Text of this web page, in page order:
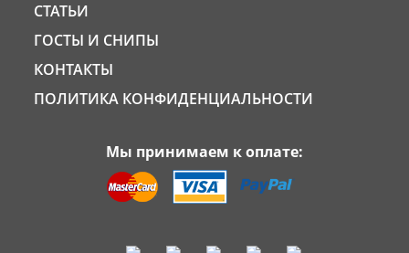
СТАТЬИ
ГОСТЫ И СНИПЫ
КОНТАКТЫ
ПОЛИТИКА КОНФИДЕНЦИАЛЬНОСТИ
Мы принимаем к оплате: